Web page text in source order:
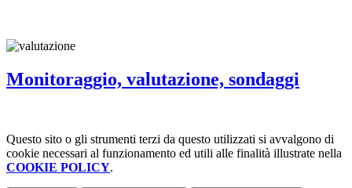
Monitoraggio, valutazione, sondaggi
Questo sito o gli strumenti terzi da questo utilizzati si avvalgono di
cookie necessari al funzionamento ed utili alle finalità illustrate nella
COOKIE POLICY.